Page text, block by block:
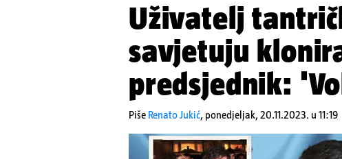
Uživatelj
savjetuju
predsjednik:
Piše Renato Jukić, ponedjeljak, 20.11.2023. u 11:19